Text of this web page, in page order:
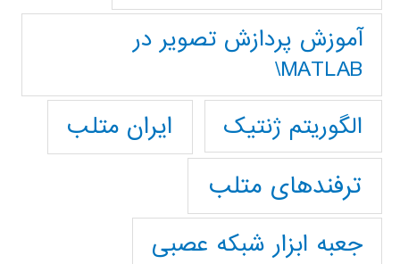
آموزش پردازش تصوير در
MATLAB\
الگوریتم ژنتیک
ایران متلب
ترفندهای متلب
جعبه ابزار شبکه عصبی